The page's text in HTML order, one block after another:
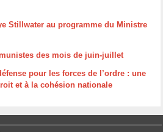
Stillwater au programme du Ministre
des mois de juin-juillet
pour les forces de l’ordre : une
et à la cohésion nationale